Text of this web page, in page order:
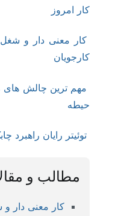
کار امروز
کار معنی دار و شغل
کارجویان
مهم ترین چالش های
حیطه
توئیتر رایان راهبرد
مطالب و
کار معنی دار